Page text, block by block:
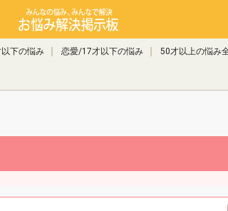
下の悩み 恋愛/17才以下の悩み 50才以上の悩み